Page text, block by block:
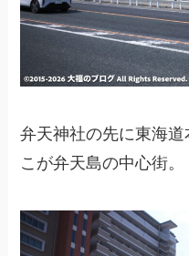
弁天神社の先に東海
こが弁天島の中心街。